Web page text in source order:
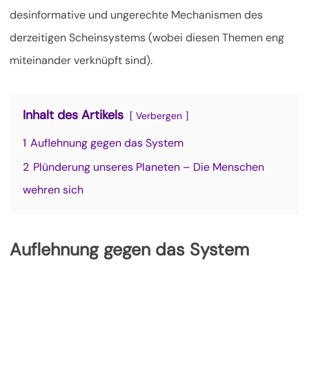
desinformative und ungerechte Mechanismen des
derzeitigen Scheinsystems (wobei diesen Themen eng
miteinander verknüpft sind).
Inhalt des Artikels Verbergen
1 Auflehnung gegen das System
2 Plünderung unseres Planeten – Die Menschen
wehren sich
Auflehnung gegen das System